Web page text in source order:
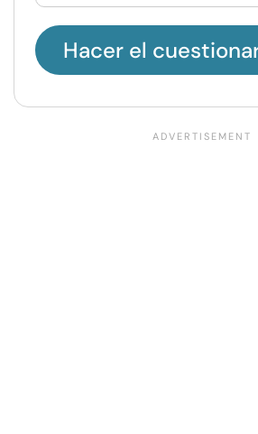
Hacer el